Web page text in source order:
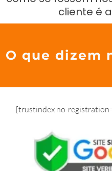
cliente é
O que dizem
[trustindex no-